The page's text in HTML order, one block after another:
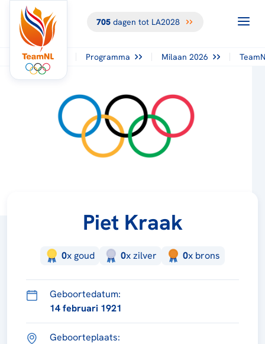
705dagen tot LA2028
Programma Milaan 2026
Piet Kraak
0x goud 0xzilver 0x brons
Geboortedatum:
14 februari 1921
Geboorteplaats: